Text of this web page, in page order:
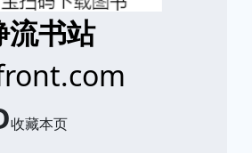
流书站
收藏本页